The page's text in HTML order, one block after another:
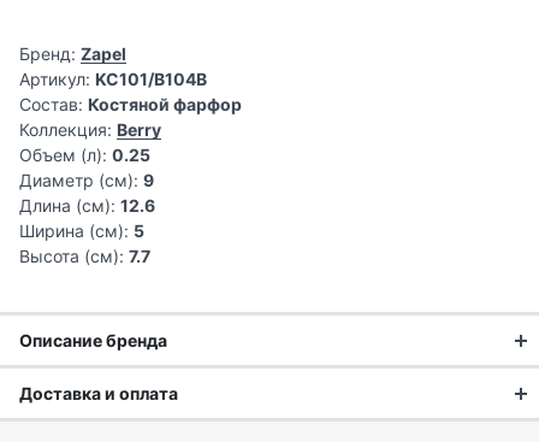
Бренд: Zapel
Артикул: KC101/B104B
Состав: Костяной фарфор
Коллекция: Berry
Объем (л): 0.25
Диаметр (см): 9
Длина (см): 12.6
Ширина (см): 5
Высота (см): 7.7
Описание бренда
потенциал, идеи и опыт в создании качественных,
Доставка и оплата